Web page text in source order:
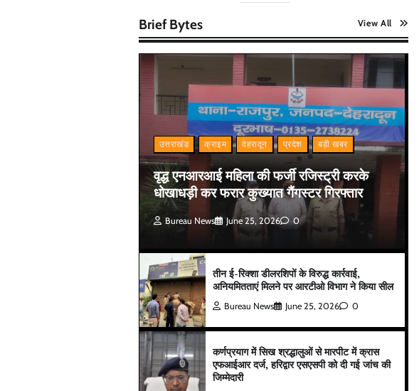
Brief Bytes View All
उत्तराखंड क्राइम देहरादून प्रदेश बड़ी खबर
वृद्ध एनआरआई महिला की फर्जी रजिस्ट्री करके
धोखाधड़ी कर फरार कुख्यात गैंगस्टर गिरफ्तार
Bureau News June 25, 2026 0
तीन ई-रिक्शा डीलरशिपों के विरुद्ध कार्रवाई,
अनियमितताएं मिलने पर आरटीओ विभाग ने किया सील
Bureau News June 25, 2026 0
कर्णप्रयाग में सिख श्रद्धालुओं से मारपीट में क्रास
एफआईआर दर्ज, हरिद्वार एसएसपी को दी गई जांच की
जिम्मेदारी